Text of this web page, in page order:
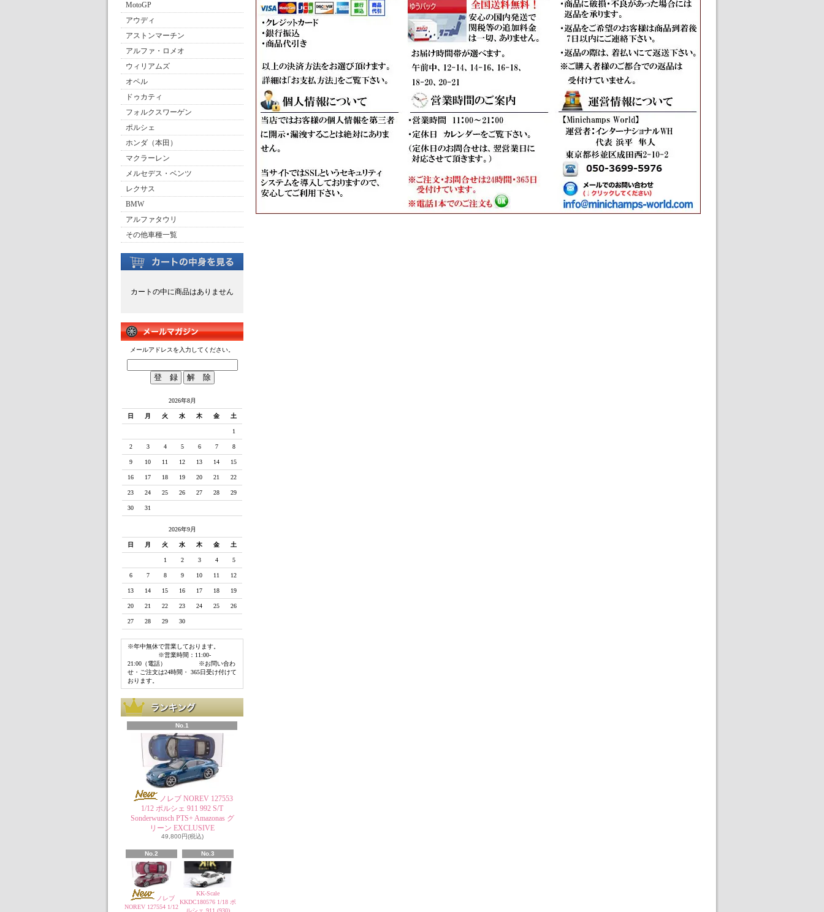
MotoGP
アウディ
アストンマーチン
アルファ・ロメオ
ウィリアムズ
オペル
ドゥカティ
フォルクスワーゲン
ポルシェ
ホンダ（本田）
マクラーレン
メルセデス・ベンツ
レクサス
BMW
アルファタウリ
その他車種一覧
カートの中に商品はありません
メールアドレスを入力してください。
2026年8月
日 月 火 水 木 金 土
1
2 3 4 5 6 7 8
9 10 11 12 13 14 15
16 17 18 19 20 21 22
23 24 25 26 27 28 29
30 31
2026年9月
日 月 火 水 木 金 土
1 2 3 4 5
6 7 8 9 10 11 12
13 14 15 16 17 18 19
20 21 22 23 24 25 26
27 28 29 30
※年中無休で営業しております。
※営業時間：11:00-
21:00（電話） ※お問い合わ
せ・ご注文は24時間・ 365日受け付けて
おります。
No.1
ノレブ NOREV 127553
1/12 ポルシェ 911 992 S/T
Sonderwunsch PTS+ Amazonas グ
リーン EXCLUSIVE
49,800円(税込)
No.2
ノレブ
NOREV 127554 1/12
No.3
KK-Scale
KKDC180576 1/18 ポ
ルシェ 911 (930)